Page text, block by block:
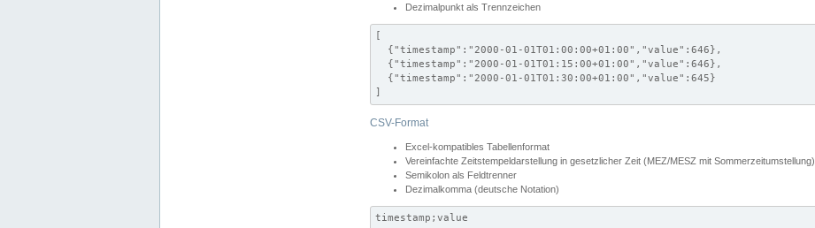
Dezimalpunkt als Trennzeichen
[
  {"timestamp":"2000-01-01T01:00:00+01:00","value":646},
  {"timestamp":"2000-01-01T01:15:00+01:00","value":646},
  {"timestamp":"2000-01-01T01:30:00+01:00","value":645}
]
CSV-Format
Excel-kompatibles Tabellenformat
Vereinfachte Zeitstempeldarstellung in gesetzlicher Zeit (MEZ/MESZ mit Sommerzeitumstellung)
Semikolon als Feldtrenner
Dezimalkomma (deutsche Notation)
timestamp;value